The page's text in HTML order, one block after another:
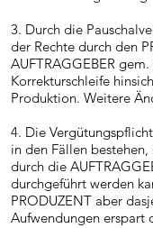
3. Durch die
der Rechte durch den
AUFTRAGGEBER
Korrekturschleife
Produktion. Weitere
4. Die
in den Fällen
durch die
durchgeführt werden
PRODUZENT aber
Aufwendungen erspart